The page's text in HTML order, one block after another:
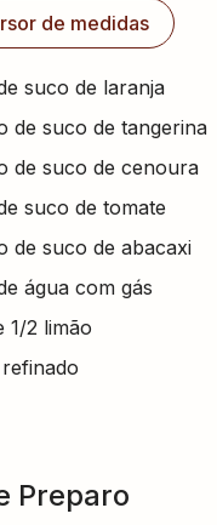
de medidas
suco de laranja
de suco de tangerina
de suco de cenoura
suco de tomate
de suco de abacaxi
água com gás
1/2 limão
Preparo